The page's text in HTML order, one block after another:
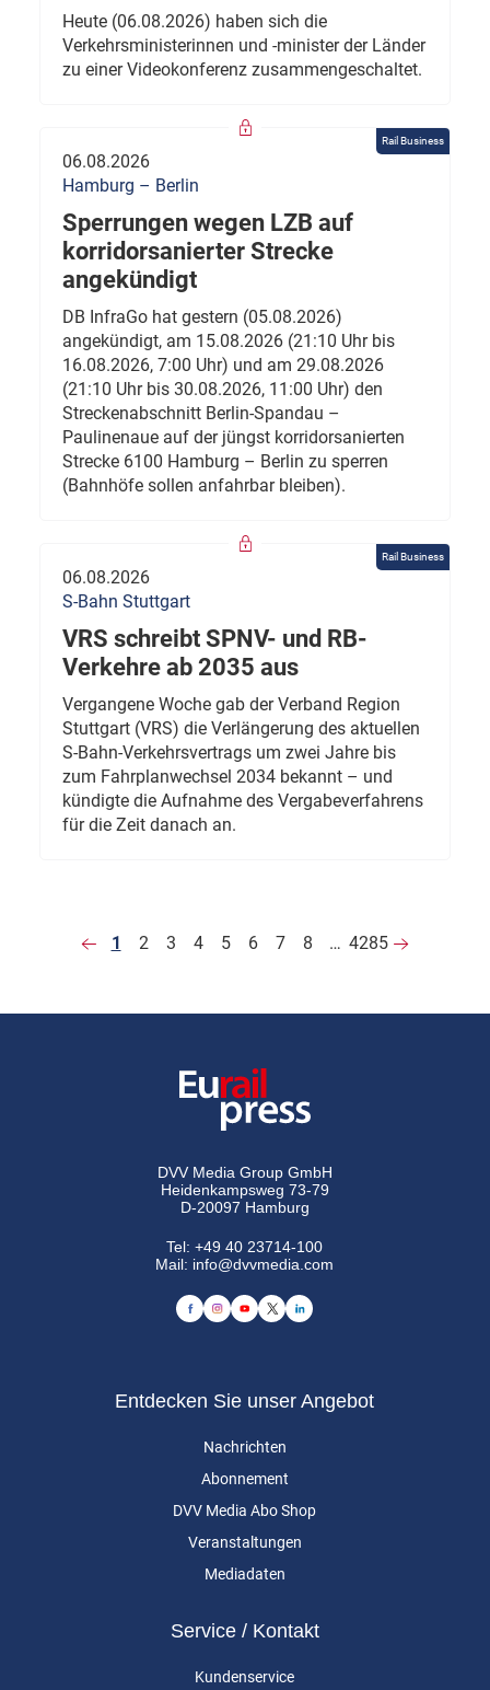
Heute (06.08.2026) haben sich die
Verkehrsministerinnen und -minister der Länder
zu einer Videokonferenz zusammengeschaltet.
Rail Business
06.08.2026
Hamburg – Berlin
Sperrungen wegen LZB auf
korridorsanierter Strecke
angekündigt
DB InfraGo hat gestern (05.08.2026)
angekündigt, am 15.08.2026 (21:10 Uhr bis
16.08.2026, 7:00 Uhr) und am 29.08.2026
(21:10 Uhr bis 30.08.2026, 11:00 Uhr) den
Streckenabschnitt Berlin-Spandau –
Paulinenaue auf der jüngst korridorsanierten
Strecke 6100 Hamburg – Berlin zu sperren
(Bahnhöfe sollen anfahrbar bleiben).
Rail Business
06.08.2026
S-Bahn Stuttgart
VRS schreibt SPNV- und RB-
Verkehre ab 2035 aus
Vergangene Woche gab der Verband Region
Stuttgart (VRS) die Verlängerung des aktuellen
S-Bahn-Verkehrsvertrags um zwei Jahre bis
zum Fahrplanwechsel 2034 bekannt – und
kündigte die Aufnahme des Vergabeverfahrens
für die Zeit danach an.
1 2 3 4 5 6 7 8 … 4285
DVV Media Group GmbH
Heidenkampsweg 73-79
D-20097 Hamburg
Tel:+49 40 23714-100
Mail: info@dvvmedia.com
Entdecken Sie unser Angebot
Nachrichten
Abonnement
DVV Media Abo Shop
Veranstaltungen
Mediadaten
Service / Kontakt
Kundenservice